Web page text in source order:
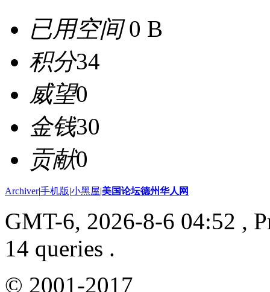
已用空间0 B
积分34
威望0
金钱30
贡献0
Archiver|手机版|小黑屋|美国论坛德州华人网
GMT-6, 2026-8-6 04:52 ,
14 queries .
© 2001-2017